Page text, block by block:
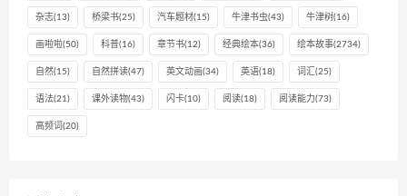
杂志(13) 桥梁书(25) 汽车题材(15) 牛津书虫(43) 牛津树(16)
画啦啦(50) 科普(16) 章节书(12) 经典绘本(36) 绘本故事(2734)
自然(15) 自然拼读(47) 英文动画(34) 英语(18) 词汇 (25)
语法(21) 课外读物(43) 闪卡(10) 阅读(18) 阅读能力(73)
高频词 (20)